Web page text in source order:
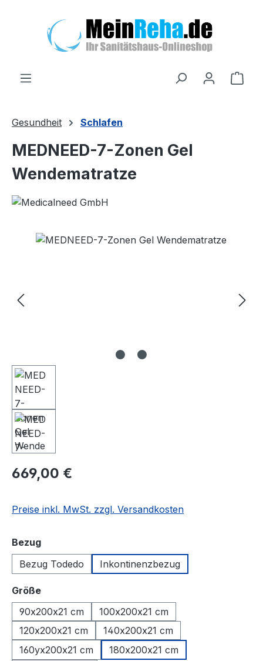
Gesundheit Schlafen
MEDNEED-7-Zonen Gel
Wendematratze
Bildergalerie überspringen
669,00 €
Preise inkl. MwSt. zzgl. Versandkosten
Bezugauswählen
Bezug Todedo
Inkontinenzbezug
Größeauswählen
90x200x21 cm
100x200x21 cm
120x200x21 cm
140x200x21 cm
160yx200x21 cm
180x200x21 cm